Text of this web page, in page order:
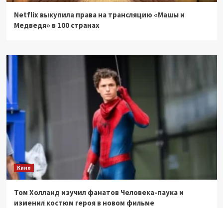
Netflix выкупила права на трансляцию «Машы и
Медведя» в 100 странах
Кино
Том Холланд изучил фанатов Человека-паука и
изменил костюм героя в новом фильме